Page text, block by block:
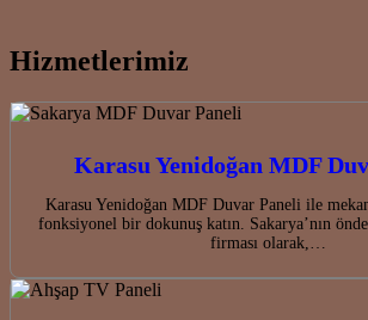
Hizmetlerimiz
Karasu Yenidoğan MDF
Karasu Yenidoğan MDF Duvar Paneli ile
fonksiyonel bir dokunuş katın. Sakarya’nın
firması olarak,…